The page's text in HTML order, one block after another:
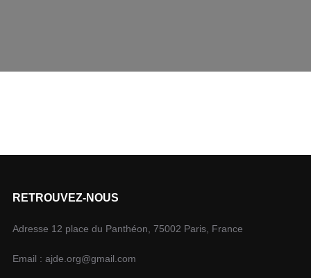
RETROUVEZ-NOUS
Adresse 12 place du Panthéon, 75002 Paris, France
Email : ajde.org@gmail.com